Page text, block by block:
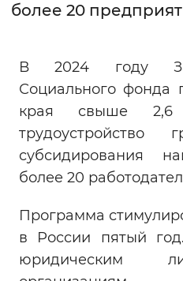
Монохромный
Включены
более 20
В 2024 году
Социального фонда
края свыше 2,6
субсидирования
более 20
Программа
в России пятый
юридическим